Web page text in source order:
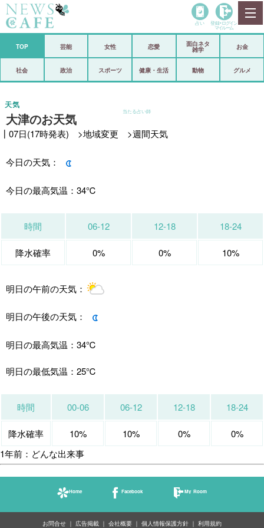
政治
芸能 スポーツ
恋愛 ビックリ
コメントポスト
当たる占い師
占い 登録• ログイン
マイルーム
TOP 芸能 女性 恋愛
面白ネタ
雑学
お金
社会 政治 スポーツ 健康・生活 動物 グルメ
大津のお天気
天気
┃07日(17時発表) >地域変更 >週間天気
今日の天気：
今日の最高気温： 34℃
時間 06-12 12-18 18-24
降水確率 0% 0% 10%
明日の午前の天気：
明日の午後の天気：
明日の最高気温： 34℃
明日の最低気温： 25℃
時間 00-06 06-12 12-18 18-24
降水確率 10% 10% 0%
0%
1年前：どんな出来事
Home Facebook My Room
お問合せ 広告掲載 会社概要 個人情報保護方針 利用規約